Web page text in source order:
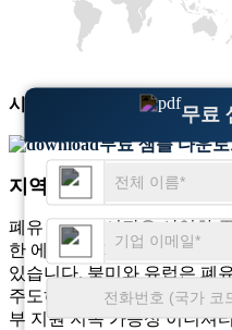
무료
시장 규모 성장 추세에 대
무료 샘플 다운
지역 전망
폐유 재활용 시장은 산업화
한 에너지원에 대한 수요 증
있습니다. 북미와 유럽은 폐
주도하고 있으며, 아시아 태
부 지원 지속 가능성 이니셔